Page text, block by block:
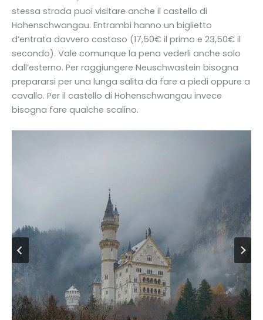
stessa strada puoi visitare anche il castello di
Hohenschwangau. Entrambi hanno un biglietto
d’entrata davvero costoso (17,50€ il primo e 23,50€ il
secondo). Vale comunque la pena vederli anche solo
dall’esterno. Per raggiungere Neuschwastein bisogna
prepararsi per una lunga salita da fare a piedi oppure a
cavallo. Per il castello di Hohenschwangau invece
bisogna fare qualche scalino.